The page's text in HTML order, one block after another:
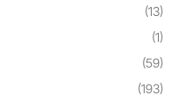
(13)
(1)
(59)
(193)